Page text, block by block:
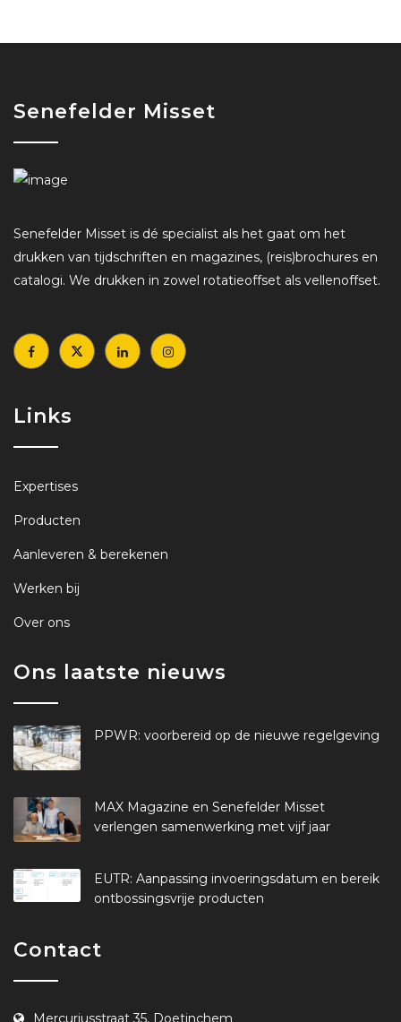
Senefelder Misset
Senefelder Misset is dé specialist als het gaat om het
drukken van tijdschriften en magazines, (reis)brochures en
catalogi. We drukken in zowel rotatieoffset als vellenoffset.
Links
Expertises
Producten
Aanleveren & berekenen
Werken bij
Over ons
Ons laatste nieuws
PPWR: voorbereid op de nieuwe regelgeving
MAX Magazine en Senefelder Misset
verlengen samenwerking met vijf jaar
EUTR: Aanpassing invoeringsdatum en bereik
ontbossingsvrije producten
Contact
Mercuriusstraat 35, Doetinchem